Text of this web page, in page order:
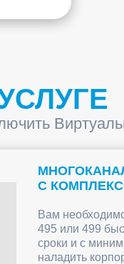
С
Вам
495 или 499
сроки и с
наладить